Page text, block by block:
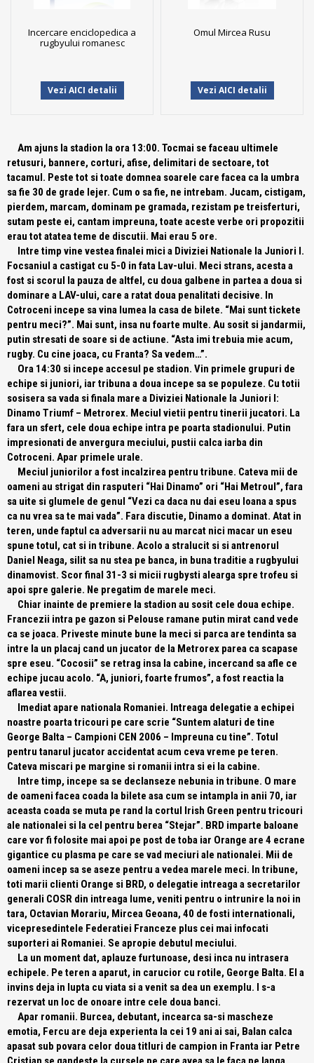
Incercare enciclopedica a
rugbyului romanesc
Vezi AICI detalii
Omul Mircea Rusu
Vezi AICI detalii
Am ajuns la stadion la ora 13:00. Tocmai se faceau ultimele
retusuri, bannere, corturi, afise, delimitari de sectoare, tot
tacamul. Peste tot si toate domnea soarele care facea ca la umbra
sa fie 30 de grade lejer. Cum o sa fie, ne intrebam. Jucam, cistigam,
pierdem, marcam, dominam pe gramada, rezistam pe treisferturi,
sutam peste ei, cantam impreuna, toate aceste verbe ori propozitii
erau tot atatea teme de discutii. Mai erau 5 ore.
Intre timp vine vestea finalei mici a Diviziei Nationale la Juniori I.
Focsaniul a castigat cu 5-0 in fata Lav-ului. Meci strans, acesta a
fost si scorul la pauza de altfel, cu doua galbene in partea a doua si
dominare a LAV-ului, care a ratat doua penalitati decisive. In
Cotroceni incepe sa vina lumea la casa de bilete. “Mai sunt tickete
pentru meci?”. Mai sunt, insa nu foarte multe. Au sosit si jandarmii,
putin stresati de soare si de actiune. “Asta imi trebuia mie acum,
rugby. Cu cine joaca, cu Franta? Sa vedem…”.
Ora 14:30 si incepe accesul pe stadion. Vin primele grupuri de
echipe si juniori, iar tribuna a doua incepe sa se populeze. Cu totii
sosisera sa vada si finala mare a Diviziei Nationale la Juniori I:
Dinamo Triumf – Metrorex. Meciul vietii pentru tinerii jucatori. La
fara un sfert, cele doua echipe intra pe poarta stadionului. Putin
impresionati de anvergura meciului, pustii calca iarba din
Cotroceni. Apar primele urale.
Meciul juniorilor a fost incalzirea pentru tribune. Cateva mii de
oameni au strigat din rasputeri “Hai Dinamo” ori “Hai Metroul”, fara
sa uite si glumele de genul “Vezi ca daca nu dai eseu Ioana a spus
ca nu vrea sa te mai vada”. Fara discutie, Dinamo a dominat. Atat in
teren, unde faptul ca adversarii nu au marcat nici macar un eseu
spune totul, cat si in tribune. Acolo a stralucit si si antrenorul
Daniel Neaga, silit sa nu stea pe banca, in buna traditie a rugbyului
dinamovist. Scor final 31-3 si micii rugbysti alearga spre trofeu si
apoi spre galerie. Ne pregatim de marele meci.
Chiar inainte de premiere la stadion au sosit cele doua echipe.
Francezii intra pe gazon si Pelouse ramane putin mirat cand vede
ca se joaca. Priveste minute bune la meci si parca are tendinta sa
intre la un placaj cand un jucator de la Metrorex parea ca scapase
spre eseu. “Cocosii” se retrag insa la cabine, incercand sa afle ce
echipe jucau acolo. “A, juniori, foarte frumos”, a fost reactia la
aflarea vestii.
Imediat apare nationala Romaniei. Intreaga delegatie a echipei
noastre poarta tricouri pe care scrie “Suntem alaturi de tine
George Balta – Campioni CEN 2006 – Impreuna cu tine”. Totul
pentru tanarul jucator accidentat acum ceva vreme pe teren.
Cateva miscari pe margine si romanii intra si ei la cabine.
Intre timp, incepe sa se declanseze nebunia in tribune. O mare
de oameni facea coada la bilete asa cum se intampla in anii 70, iar
aceasta coada se muta pe rand la cortul Irish Green pentru tricouri
ale nationalei si la cel pentru berea “Stejar”. BRD imparte baloane
care vor fi folosite mai apoi pe post de toba iar Orange are 4 ecrane
gigantice cu plasma pe care se vad meciuri ale nationalei. Mii de
oameni incep sa se aseze pentru a vedea marele meci. In tribune,
toti marii clienti Orange si BRD, o delegatie intreaga a secretarilor
generali COSR din intreaga lume, veniti pentru o intrunire la noi in
tara, Octavian Morariu, Mircea Geoana, 40 de fosti internationali,
vicepresedintele Federatiei Franceze plus cei mai infocati
suporteri ai Romaniei. Se apropie debutul meciului.
La un moment dat, aplauze furtunoase, desi inca nu intrasera
echipele. Pe teren a aparut, in carucior cu rotile, George Balta. El a
invins deja in lupta cu viata si a venit sa dea un exemplu. I s-a
rezervat un loc de onoare intre cele doua banci.
Apar romanii. Burcea, debutant, incearca sa-si mascheze
emotia, Fercu are deja experienta la cei 19 ani ai sai, Balan calca
apasat sub povara celor doua titluri de campion in Franta iar Petre